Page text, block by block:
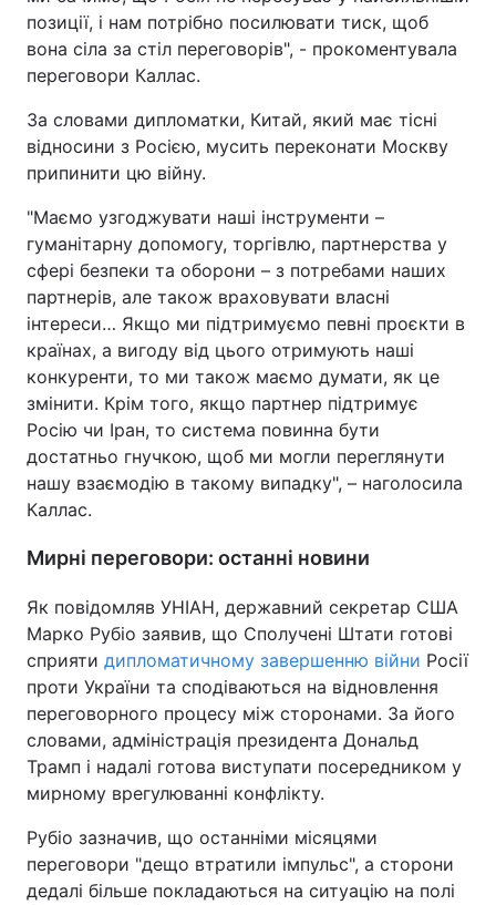
позиції, і нам потрібно посилювати тиск, щоб
вона сіла за стіл переговорів", - прокоментувала
переговори Каллас.
За словами дипломатки, Китай, який має тісні
відносини з Росією, мусить переконати Москву
припинити цю війну.
"Маємо узгоджувати наші інструменти –
гуманітарну допомогу, торгівлю, партнерства у
сфері безпеки та оборони – з потребами наших
партнерів, але також враховувати власні
інтереси… Якщо ми підтримуємо певні проєкти в
країнах, а вигоду від цього отримують наші
конкуренти, то ми також маємо думати, як це
змінити. Крім того, якщо партнер підтримує
Росію чи Іран, то система повинна бути
достатньо гнучкою, щоб ми могли переглянути
нашу взаємодію в такому випадку", – наголосила
Каллас.
Мирні переговори: останні новини
Як повідомляв УНІАН, державний секретар США
Марко Рубіо заявив, що Сполучені Штати готові
сприяти дипломатичному завершенню війни Росії
проти України та сподіваються на відновлення
переговорного процесу між сторонами. За його
словами, адміністрація президента Дональд
Трамп і надалі готова виступати посередником у
мирному врегулюванні конфлікту.
Рубіо зазначив, що останніми місяцями
переговори "дещо втратили імпульс", а сторони
дедалі більше покладаються на ситуацію на полі